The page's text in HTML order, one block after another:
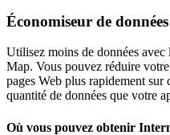
Économiseur de données
Utilisez moins de données
Map. Vous pouvez réduire
pages Web plus rapidement sur
quantité de données que votre
Où vous pouvez obtenir